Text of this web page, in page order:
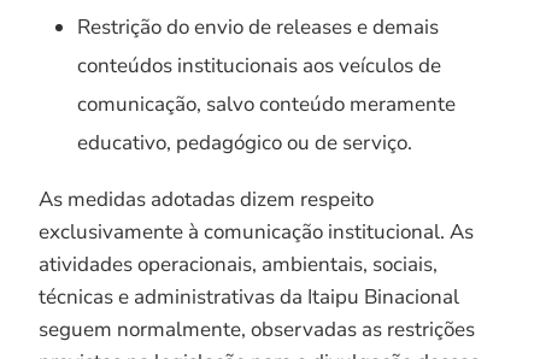
Restrição do envio de releases e demais
conteúdos institucionais aos veículos de
comunicação, salvo conteúdo meramente
educativo, pedagógico ou de serviço.
As medidas adotadas dizem respeito
exclusivamente à comunicação institucional. As
atividades operacionais, ambientais, sociais,
técnicas e administrativas da Itaipu Binacional
seguem normalmente, observadas as restrições